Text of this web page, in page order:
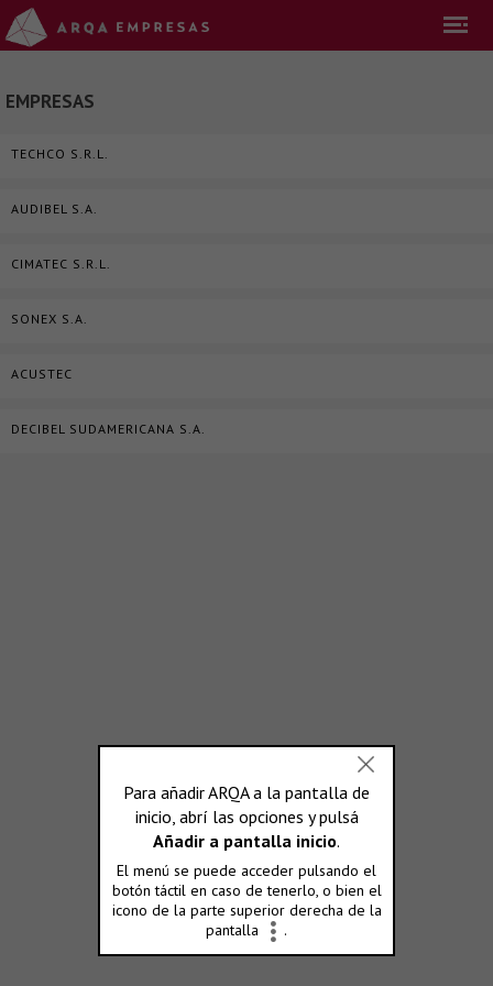
EMPRESAS
TECHCO S.R.L.
AUDIBEL S.A.
CIMATEC S.R.L.
SONEX S.A.
ACUSTEC
DECIBEL SUDAMERICANA S.A.